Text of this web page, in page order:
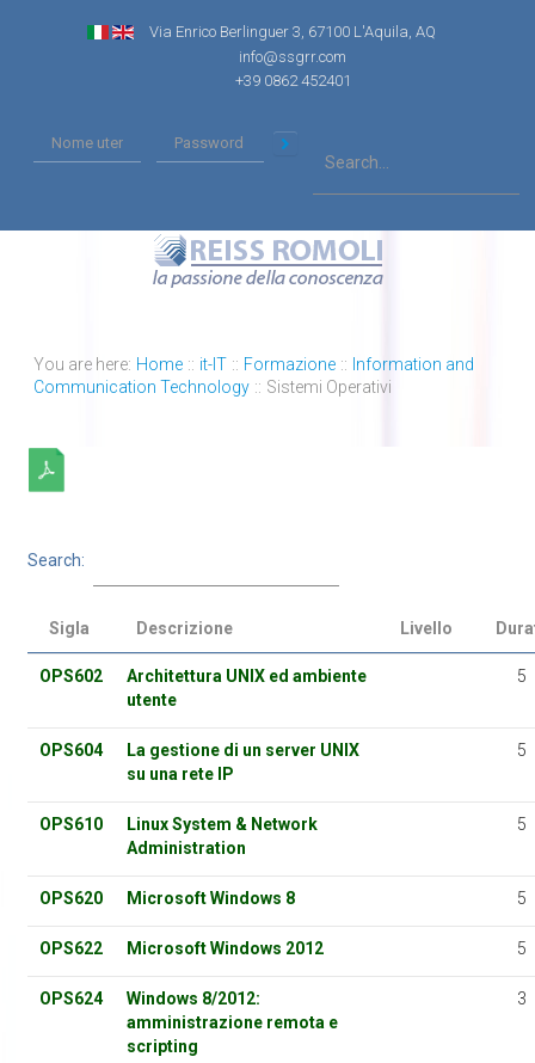
Via Enrico Berlinguer 3, 67100 L'Aquila, AQ
info@ssgrr.com
+39 0862 452401
You are here: Home :: it-IT :: Formazione :: Information and
Communication Technology :: Sistemi Operativi
Search:
Sigla Descrizione Livello
OPS602
Architettura UNIX ed ambiente
utente
5
OPS604
La gestione di un server UNIX
su una rete IP
5
OPS610
Linux System & Network
Administration
5
OPS620 Microsoft Windows 8 5
OPS622 Microsoft Windows 2012 5
OPS624
Windows 8/2012:
amministrazione remota e
scripting
3